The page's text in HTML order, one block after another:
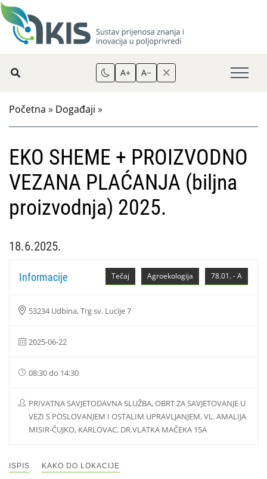
A+ A−
Početna » Događaji »
EKO SHEME + PROIZVODNO
VEZANA PLAĆANJA (biljna
proizvodnja) 2025.
18.6.2025.
78.01. - A
Agroekologija
Tečaj
Informacije
53234 Udbina, Trg sv. Lucije 7
2025-06-22
08:30 do 14:30
PRIVATNA SAVJETODAVNA SLUŽBA, OBRT ZA SAVJETOVANJE U
VEZI S POSLOVANJEM I OSTALIM UPRAVLJANJEM, VL. AMALIJA
MISIR-ČUJKO, KARLOVAC, DR.VLATKA MAČEKA 15A
ISPIS KAKO DO LOKACIJE